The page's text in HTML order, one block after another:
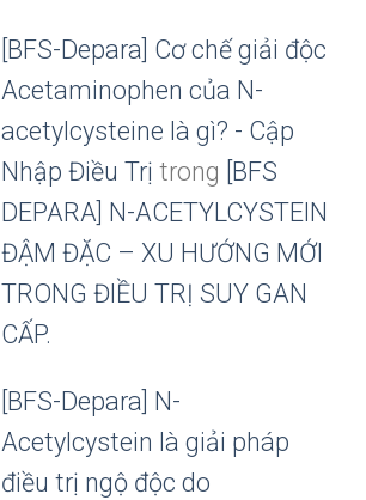
[BFS-Depara] Cơ chế giải độc
Acetaminophen của N-
acetylcysteine là gì? - Cập
Nhập Điều Trị trong [BFS
DEPARA] N-ACETYLCYSTEIN
ĐẬM ĐẶC – XU HƯỚNG MỚI
TRONG ĐIỀU TRỊ SUY GAN
CẤP.
[BFS-Depara] N-
Acetylcystein là giải pháp
điều trị ngộ độc do